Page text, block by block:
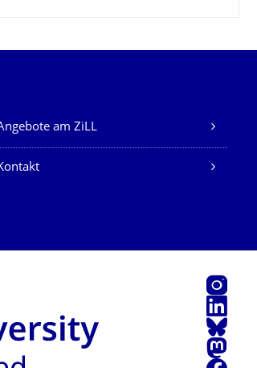
am ZiLL
Instagram
LinkedIn
Bluesky
Mastodon